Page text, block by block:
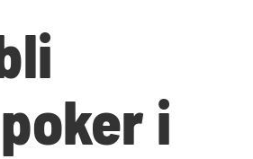
i